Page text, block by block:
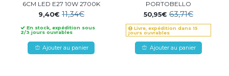
6CM LED E27 10W 2700K
9,40€11,34€
En stock, expédition sous
2/3 jours ouvrables
Ajouter au panier
PORTOBELLO
50,95€ 63,71€
Livre, expédition dans 15
jours ouvrables
Ajouter au panier